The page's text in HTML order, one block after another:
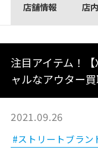
店舗情報 店
注目アイテム！
ャルなアウター
2021.09.26
#ストリートブラン